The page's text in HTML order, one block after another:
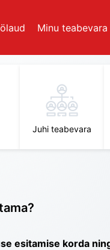
Minu teabevara
Juhi teabevara
esitamise korda